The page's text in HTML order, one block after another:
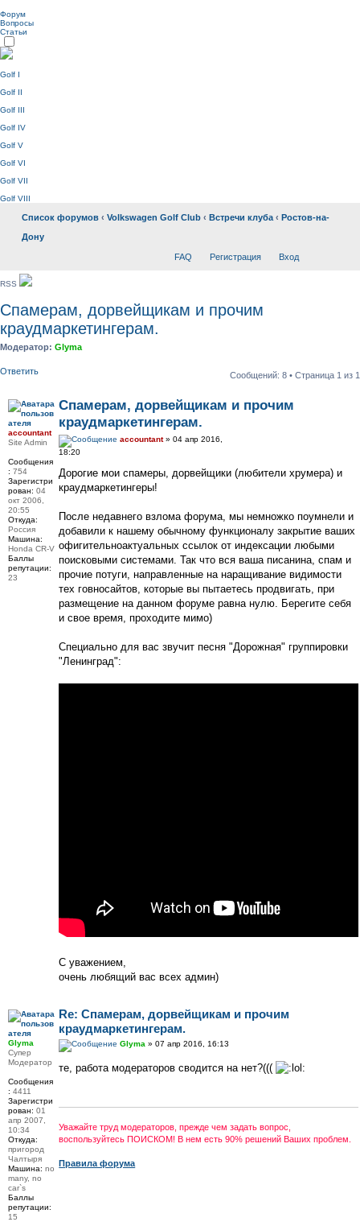
Форум
Вопросы
Статьи
Golf I
Golf II
Golf III
Golf IV
Golf V
Golf VI
Golf VII
Golf VIII
Список форумов ‹ Volkswagen Golf Club ‹ Встречи клуба ‹ Ростов-на-
Дону
FAQ Регистрация Вход
RSS
Спамерам, дорвейщикам и прочим
краудмаркетингерам.
Модератор: Glyma
Ответить Сообщений: 8 • Страница 1 из 1
Спамерам, дорвейщикам и прочим
краудмаркетингерам.
accountant» 04 апр 2016,
18:20
Дорогие мои спамеры, дорвейщики (любители хрумера) и
краудмаркетингеры!
После недавнего взлома форума, мы немножко поумнели и
добавили к нашему обычному функционалу закрытие ваших
офигительноактуальных ссылок от индексации любыми
поисковыми системами. Так что вся ваша писанина, спам и
прочие потуги, направленные на наращивание видимости
тех говносайтов, которые вы пытаетесь продвигать, при
размещение на данном форуме равна нулю. Берегите себя
и свое время, проходите мимо)
Специально для вас звучит песня "Дорожная" группировки
"Ленинград":
С уважением,
очень любящий вас всех админ)
accountant
Site Admin
Сообщения
: 754
Зарегистри
рован: 04
окт 2006,
20:55
Откуда:
Россия
Машина:
Honda CR-V
Баллы
репутации:
23
Re: Спамерам, дорвейщикам и прочим
краудмаркетингерам.
Glyma » 07 апр 2016, 16:13
те, работа модераторов сводится на нет?(((
Уважайте труд модераторов, прежде чем задать вопрос,
воспользуйтесь ПОИСКОМ! В нем есть 90% решений Ваших проблем.
Правила форума
Glyma
Супер
Модератор
Сообщения
: 4411
Зарегистри
рован: 01
апр 2007,
10:34
Откуда:
пригород
Чалтыря
Машина: no
many, no
car`s
Баллы
репутации:
15